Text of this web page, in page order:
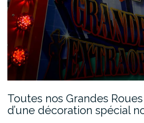
Toutes nos Grandes
d’une décoration spécial